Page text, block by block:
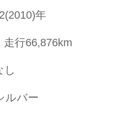
年
行66,876km
し
ルバー